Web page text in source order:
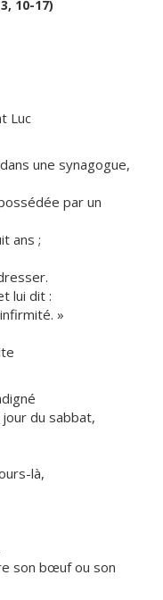
10-17)
Luc
une synagogue,
par un
ans ;
lui dit :
»
du sabbat,
là,
son bœuf ou son